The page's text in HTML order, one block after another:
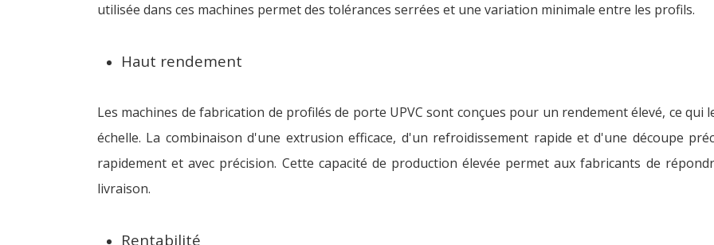
utilisée dans ces machines permet des tolérances serrées et une variation minimale entre les profils.
Haut rendement
Les machines de fabrication de profilés de porte UPVC sont conçues pour un rendement élevé, ce
échelle. La combinaison d'une extrusion efficace, d'un refroidissement rapide et d'une découpe
rapidement et avec précision. Cette capacité de production élevée permet aux fabricants de
livraison.
Rentabilité